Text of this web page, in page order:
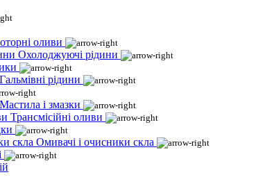
оливи
Охолоджуючі рідини
Гальмівні рідини
Мастила і змазки
Трансмісійні оливи
Омивачі і очисники скла